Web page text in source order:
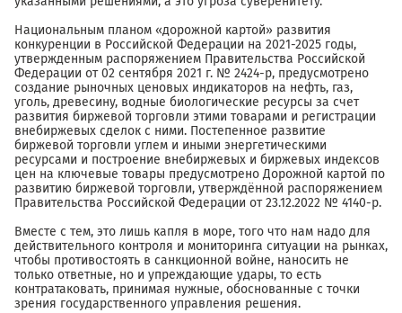
Национальным планом «дорожной картой» развития
конкуренции в Российской Федерации на 2021-2025 годы,
утвержденным распоряжением Правительства Российской
Федерации от 02 сентября 2021 г. № 2424-р, предусмотрено
создание рыночных ценовых индикаторов на нефть, газ,
уголь, древесину, водные биологические ресурсы за счет
развития биржевой торговли этими товарами и регистрации
внебиржевых сделок с ними. Постепенное развитие
биржевой торговли углем и иными энергетическими
ресурсами и построение внебиржевых и биржевых индексов
цен на ключевые товары предусмотрено Дорожной картой по
развитию биржевой торговли, утверждённой распоряжением
Правительства Российской Федерации от 23.12.2022 № 4140-р.
Вместе с тем, это лишь капля в море, того что нам надо для
действительного контроля и мониторинга ситуации на рынках,
чтобы противостоять в санкционной войне, наносить не
только ответные, но и упреждающие удары, то есть
контратаковать, принимая нужные, обоснованные с точки
зрения государственного управления решения.